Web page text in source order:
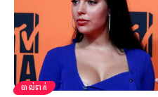
បាល់ទាត់